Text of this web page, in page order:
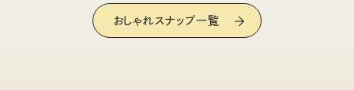
おしゃれスナップ一覧